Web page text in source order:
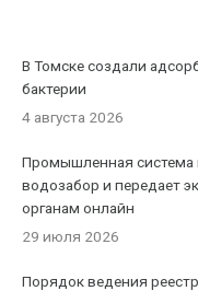
В Томске создали
бактерии
4 августа 2026
Промышленная система
водозабор и передает
органам онлайн
29 июля 2026
Порядок ведения